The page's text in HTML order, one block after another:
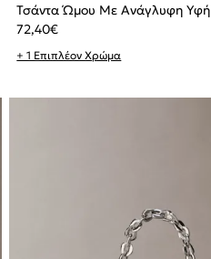
Τσάντα Ώμου Με Ανάγλυφη Υφή
72,40€
+ 1 Επιπλέον Χρώμα